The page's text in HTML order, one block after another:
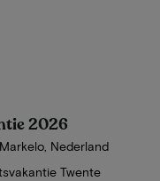
2026
Nederland
Twente